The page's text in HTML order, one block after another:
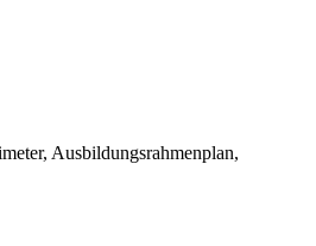
Ausbildungsrahmenplan,